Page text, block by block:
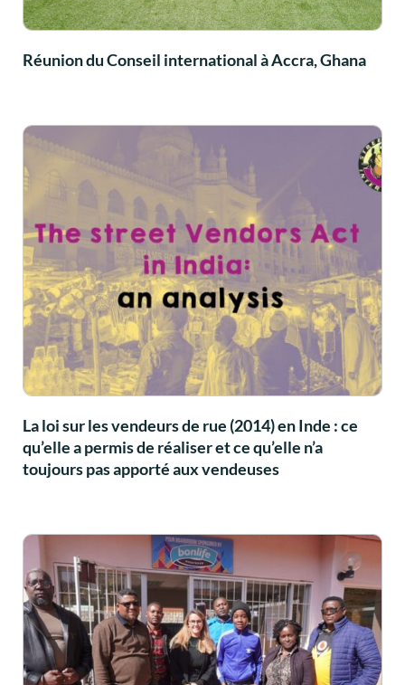
Réunion du Conseil international à Accra, Ghana
La loi sur les vendeurs de rue (2014) en Inde : ce
qu’elle a permis de réaliser et ce qu’elle n’a
toujours pas apporté aux vendeuses